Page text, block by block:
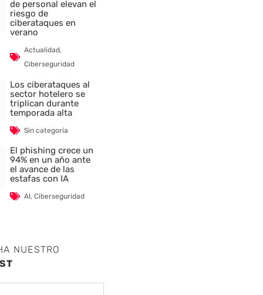
de personal elevan el
riesgo de
ciberataques en
verano
Actualidad,
Ciberseguridad
Los ciberataques al
sector hotelero se
triplican durante
temporada alta
Sin categoría
El phishing crece un
94% en un año ante
el avance de las
estafas con IA
AI,Ciberseguridad
NUESTRO